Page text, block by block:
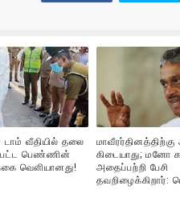
2ஆம் நாள் உக்ரைன் யுத்தம்!!
டாம் வீதியில் தலை
பெண்ணின்
வௌியானது!
மாவீரர்தினத்திற்கு
கிடையாது; மனோ
அதைப்பற்றி பேசி
தவறிழைக்கிறார்: